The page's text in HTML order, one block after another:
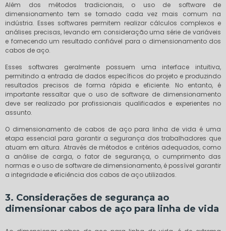
Além dos métodos tradicionais, o uso de software de
dimensionamento tem se tornado cada vez mais comum na
indústria. Esses softwares permitem realizar cálculos complexos e
análises precisas, levando em consideração uma série de variáveis
e fornecendo um resultado confiável para o dimensionamento dos
cabos de aço.
Esses softwares geralmente possuem uma interface intuitiva,
permitindo a entrada de dados específicos do projeto e produzindo
resultados precisos de forma rápida e eficiente. No entanto, é
importante ressaltar que o uso de software de dimensionamento
deve ser realizado por profissionais qualificados e experientes no
assunto.
O dimensionamento de cabos de aço para linha de vida é uma
etapa essencial para garantir a segurança dos trabalhadores que
atuam em altura. Através de métodos e critérios adequados, como
a análise de carga, o fator de segurança, o cumprimento das
normas e o uso de software de dimensionamento, é possível garantir
a integridade e eficiência dos cabos de aço utilizados.
3. Considerações de segurança ao
dimensionar cabos de aço para linha de vida